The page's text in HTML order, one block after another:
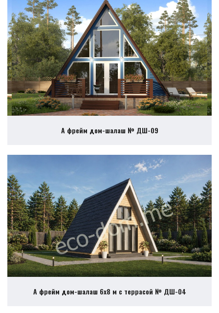
А фрейм дом-шалаш № ДШ-09
А фрейм дом-шалаш 6х8 м с террасой № ДШ-04